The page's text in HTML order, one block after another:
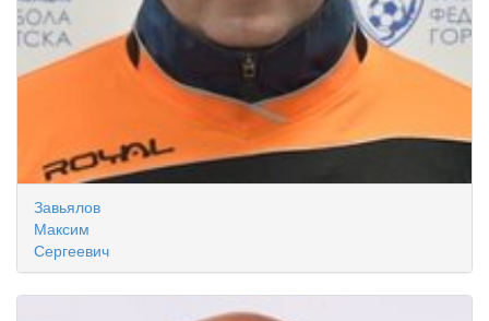
Завьялов
Максим
Сергеевич